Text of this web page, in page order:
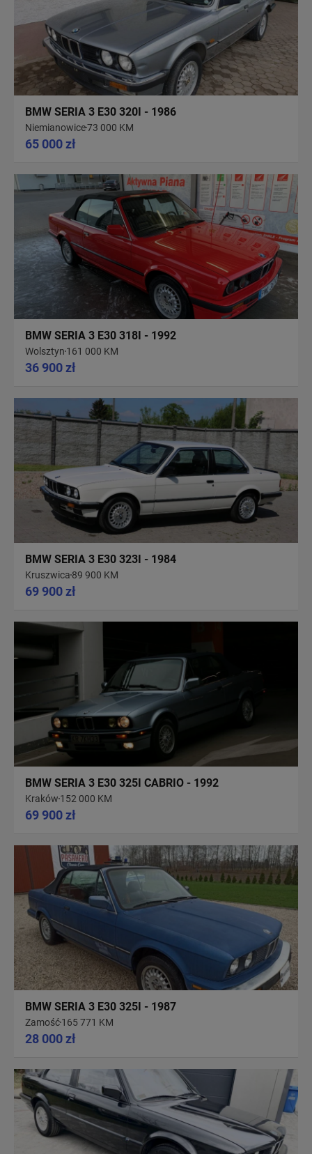
BMW SERIA 3 E30 320I - 1986
Niemianowice73 000 KM
65 000 zł
BMW SERIA 3 E30 318I - 1992
Wolsztyn 161 000 KM
36 900 zł
BMW SERIA 3 E30 323I - 1984
Kruszwica 89 900 KM
69 900 zł
BMW SERIA 3 E30 325I CABRIO - 1992
Kraków 152 000 KM
69 900 zł
BMW SERIA 3 E30 325I - 1987
Zamość165 771 KM
28 000 zł